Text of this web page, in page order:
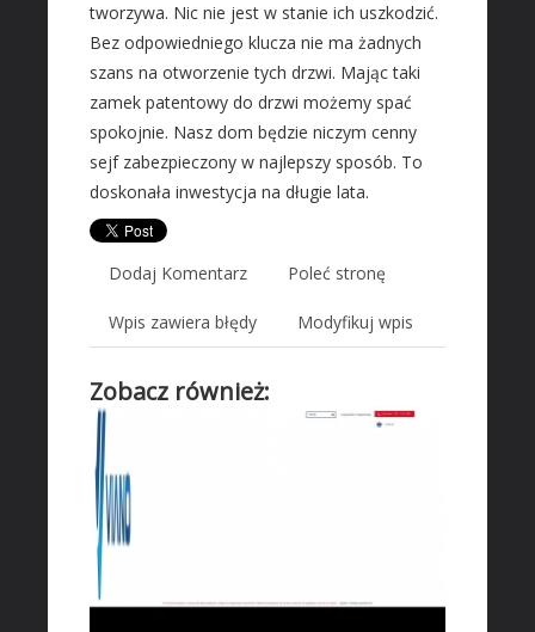
Wyposażenie Wnętrz
Wyposażenie Łazienki
Sport
Elektronika, RTV, AGD
Art. Dla Zwierząt
Ogród, Rośliny
Chemia
Inne Sklepy
MASZYNY SPECJALISTYCZNE
Maszyny
Narzędzia
Przemysł Metalowy
AUTO-MOTO
Transport
Części Samochodowe
tworzywa. Nic nie jest w stanie ich uszkodzić.
Bez odpowiedniego klucza nie ma żadnych
szans na otworzenie tych drzwi. Mając taki
zamek patentowy do drzwi możemy spać
spokojnie. Nasz dom będzie niczym cenny
sejf zabezpieczony w najlepszy sposób. To
doskonała inwestycja na długie lata.
Dodaj Komentarz Poleć stronę
Wpis zawiera błędy Modyfikuj wpis
Zobacz również: